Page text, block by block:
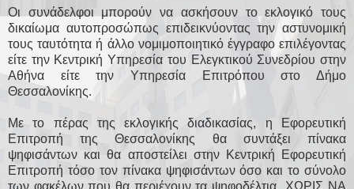
Οι συνάδελφοι μπορούν να ασκήσουν το εκλογικό τους
δικαίωμα αυτοπροσώπως επιδεικνύοντας την αστυνομική
τους ταυτότητα ή άλλο νομιμοποιητικό έγγραφο επιλέγοντας
είτε την Κεντρική Υπηρεσία του Ελεγκτικού Συνεδρίου στην
Αθήνα είτε την Υπηρεσία Επιτρόπου στο Δήμο
Θεσσαλονίκης.
Με το πέρας της εκλογικής διαδικασίας, η Εφορευτική
Επιτροπή της Θεσσαλονίκης θα συντάξει πίνακα
ψηφισάντων και θα αποστείλει στην Κεντρική Εφορευτική
Επιτροπή τόσο τον πίνακα ψηφισάντων όσο και το σύνολο
των φακέλων που θα περιέχουν τα ψηφοδέλτια ΧΩΡΙΣ ΝΑ